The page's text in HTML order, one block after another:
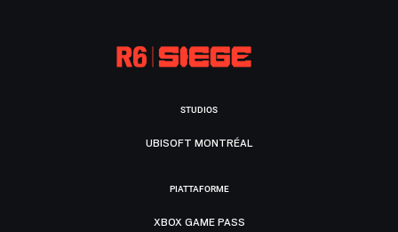
STUDIOS
UBISOFT MONTRÉAL
PIATTAFORME
XBOX GAME PASS